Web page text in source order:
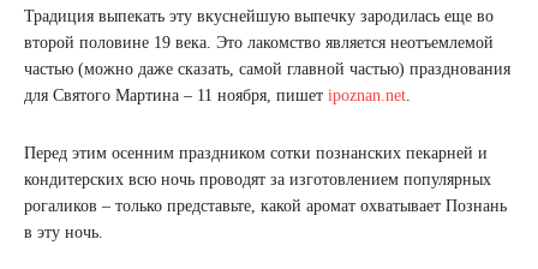
Традиция выпекать эту вкуснейшую выпечку зародилась еще во
второй половине 19 века. Это лакомство является неотъемлемой
частью (можно даже сказать, самой главной частью) празднования
для Святого Мартина – 11 ноября, пишет ipoznan.net
Перед этим осенним праздником сотки познанских пекарней и
кондитерских всю ночь проводят за изготовлением популярных
рогаликов – только представьте, какой аромат охватывает Познань
в эту ночь.